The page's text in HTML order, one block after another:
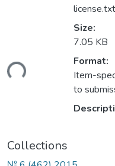
license.txt
Size:
7.05 KB
Format:
Item-
to
Collections